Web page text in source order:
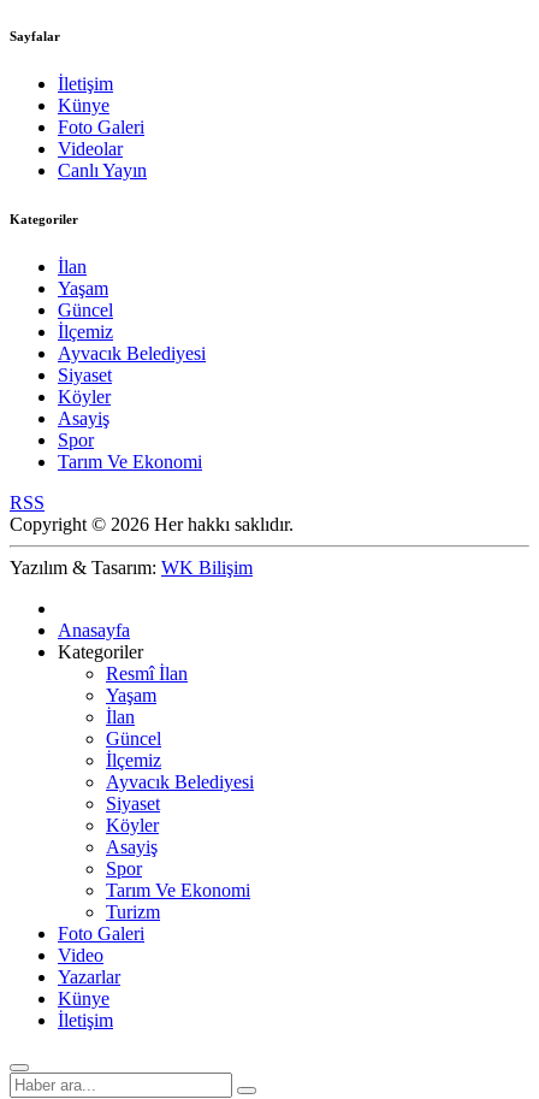
Sayfalar
İletişim
Künye
Foto Galeri
Videolar
Canlı Yayın
Kategoriler
İlan
Yaşam
Güncel
İlçemiz
Ayvacık Belediyesi
Siyaset
Köyler
Asayiş
Spor
Tarım Ve Ekonomi
RSS
Copyright © 2026 Her hakkı saklıdır.
Yazılım & Tasarım: WK Bilişim
Anasayfa
Kategoriler
Resmî İlan
Yaşam
İlan
Güncel
İlçemiz
Ayvacık Belediyesi
Siyaset
Köyler
Asayiş
Spor
Tarım Ve Ekonomi
Turizm
Foto Galeri
Video
Yazarlar
Künye
İletişim